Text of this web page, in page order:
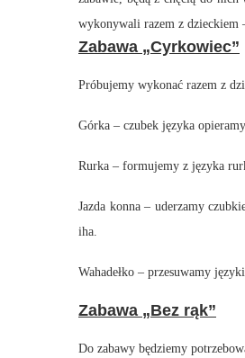
wykonywali razem z dzieckiem
Zabawa „Cyrkowiec”
Próbujemy wykonać razem z
Górka – czubek języka
Rurka – formujemy z języka
Jazda konna – uderzamy
iha.
Wahadełko – przesuwamy
Zabawa „Bez rąk”
Do zabawy będziemy